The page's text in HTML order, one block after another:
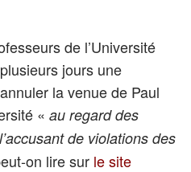
de l’Université
jours une
la venue de Paul
« au regard des
de violations des
on lire sur le site